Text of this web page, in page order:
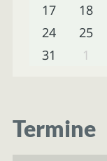
17
18
24
25
31
1
Termine